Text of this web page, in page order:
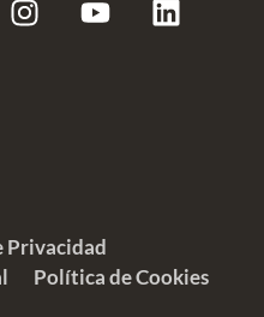
Privacidad
Política de Cookies